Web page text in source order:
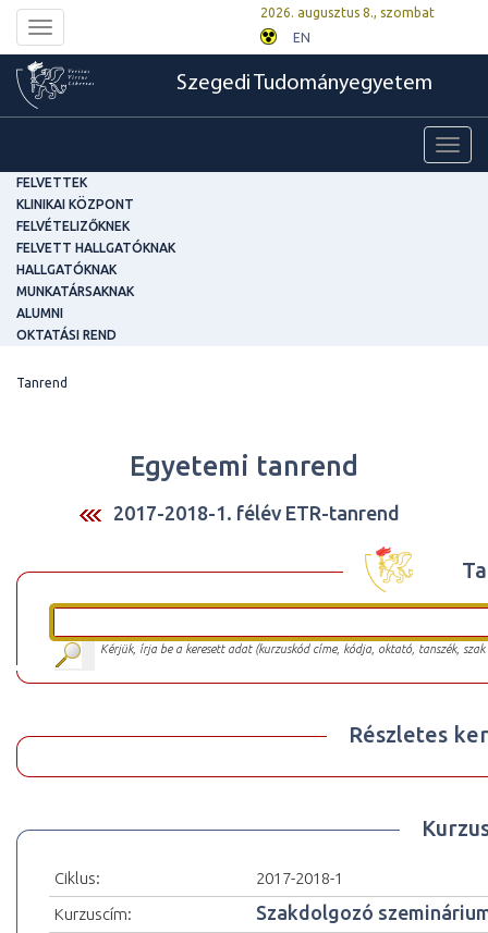
Toggle
navigation
2026. augusztus 8., szombat
EN
Szegedi Tudományegyetem
FELVETTEK
KLINIKAI KÖZPONT
FELVÉTELIZŐKNEK
FELVETT HALLGATÓKNAK
HALLGATÓKNAK
MUNKATÁRSAKNAK
ALUMNI
OKTATÁSI REND
Tanrend
Egyetemi tanrend
2017-2018-1. félév ETR-tanrend
Kérjük, írja be a keresett adat (kurzuskód címe, kódja, oktató, tanszék,
Részletes
Ciklus:
2017-2018-1
Kurzuscím:
Szakdolgozó